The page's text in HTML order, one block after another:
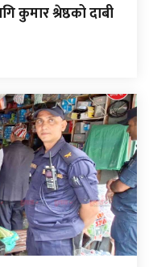
कुमार श्रेष्ठको दाबी